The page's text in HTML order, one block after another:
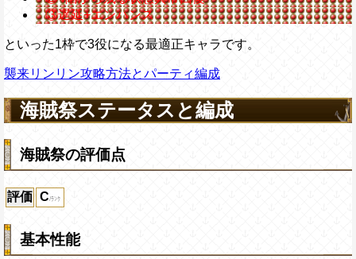
③遅延+エンハンス
といった1枠で3役になる最適正キャラです。
襲来リンリン攻略方法とパーティ編成
海賊祭ステータスと編成
海賊祭の評価点
評価 C
基本性能